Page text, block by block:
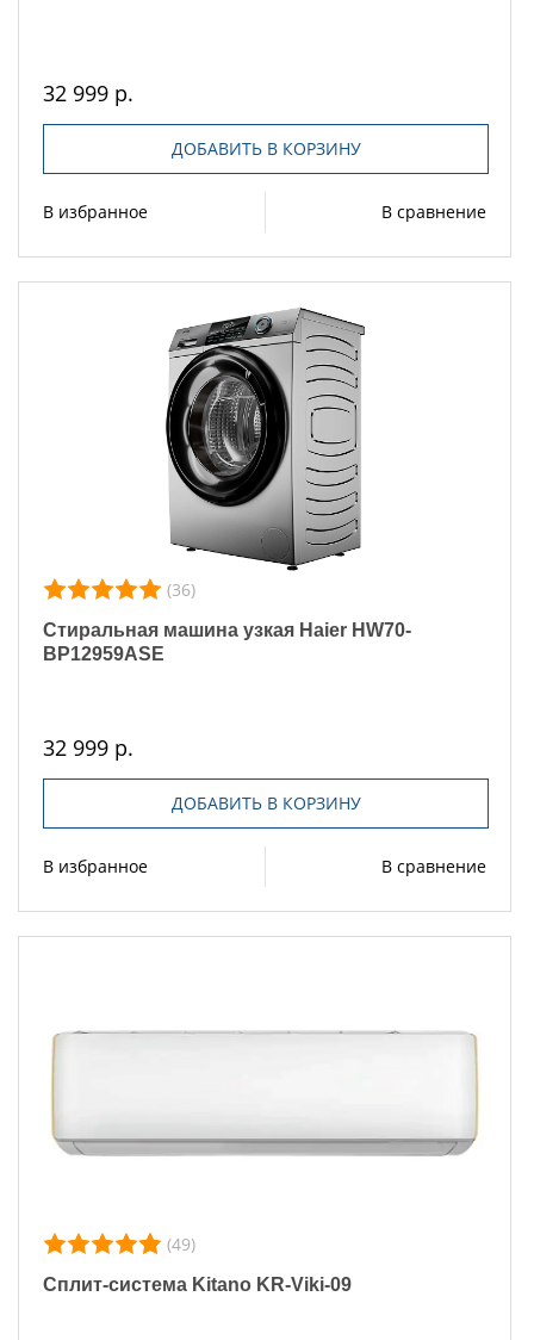
32 999 р.
ДОБАВИТЬ В КОРЗИНУ
В избранное В сравнение
(36)
Стиральная машина узкая Haier HW70-
BP12959ASE
32 999 р.
ДОБАВИТЬ В КОРЗИНУ
В избранное В сравнение
(49)
Сплит-система Kitano KR-Viki-09